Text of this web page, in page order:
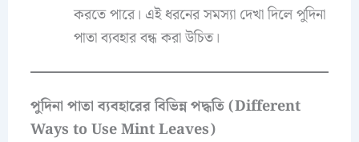
করতে পারে। এই ধরনের সমস্যা দেখা দিলে পুদিনা
পাতা ব্যবহার বন্ধ করা উচিত।
পুদিনা পাতা ব্যবহারের বিভিন্ন পদ্ধতি (Different
Ways to Use Mint Leaves)